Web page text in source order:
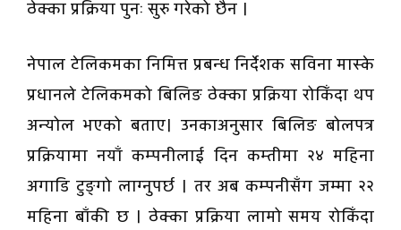
ठेक्का प्रक्रिया पुनः सुरु गरेको छैन ।
नेपाल टेलिकमका निमित्त प्रबन्ध निर्देशक सविना मास्के
प्रधानले टेलिकमको बिलिङ ठेक्का प्रक्रिया रोकिँदा थप
अन्योल भएको बताए। उनकाअनुसार बिलिङ बोलपत्र
प्रक्रियामा नयाँ कम्पनीलाई दिन कम्तीमा २४ महिना
अगाडि टुङ्गो लाग्नुपर्छ । तर अब कम्पनीसँग जम्मा २२
महिना बाँकी छ । ठेक्का प्रक्रिया लामो समय रोकिँदा